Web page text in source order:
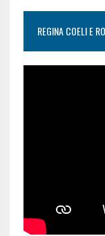
REGINA COELI E